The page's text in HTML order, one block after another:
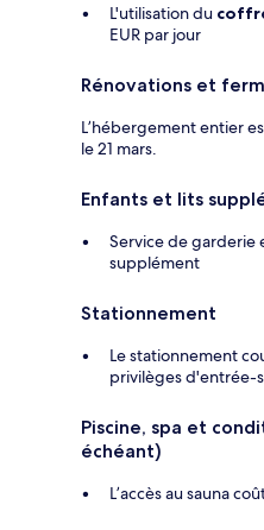
L'utilisation du
EUR par jour
Rénovations et
L’hébergement entier
le 21 mars.
Enfants et lits
Service de garderie
supplément
Stationnement
Le stationnement
privilèges d'entrée-
Piscine, spa et
échéant)
L’accès au sauna